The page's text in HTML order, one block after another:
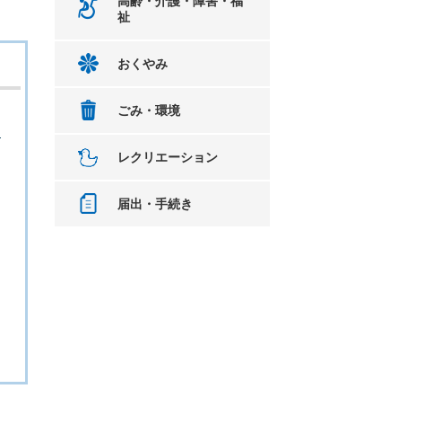
祉
おくやみ
ごみ・環境
レクリエーション
届出・手続き